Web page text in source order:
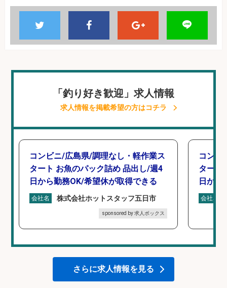
「釣り好き歓迎」求人情報
求人情報を掲載希望の方はコチラ
コンビニ/広島県/調理なし・軽作業ス
タート お魚のパック詰め 品出し/週4
日から勤務OK/希望休が取得できる
会社名 株式会社ホットスタッフ五日市
sponsored by 求人ボックス
コンビ
タート
日から
会社名
さらに求人情報を見る